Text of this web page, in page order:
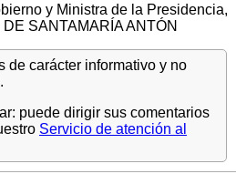
y Ministra de la Presidencia,
SANTAMARÍA ANTÓN
de carácter informativo y no
puede dirigir sus comentarios
Servicio de atención al